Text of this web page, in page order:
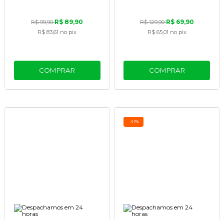
R$ 99,90R$ 89,90
R$ 83,61 no pix
COMPRAR
R$ 129,90R$ 69,90
R$ 65,01 no pix
COMPRAR
-31%